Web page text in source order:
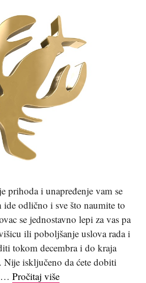
prihoda i unapređenje vam se
ide odlično i sve što naumite to
se jednostavno lepi za vas pa
ili poboljšanje uslova rada i
tokom decembra i do kraja
Nije isključeno da ćete dobiti
… Pročitaj više